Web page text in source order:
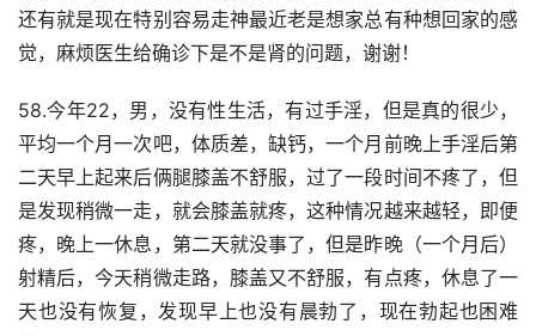
还有就是现在特别容易走神最近老是想家总有种想回家的感
觉，麻烦医生给确诊下是不是肾的问题，谢谢！
58.今年22，男，没有性生活，有过手淫，但是真的很少，
平均一个月一次吧，体质差，缺钙，一个月前晚上手淫后第
二天早上起来后俩腿膝盖不舒服，过了一段时间不疼了，但
是发现稍微一走，就会膝盖就疼，这种情况越来越轻，即便
疼，晚上一休息，第二天就没事了，但是昨晚（一个月后）
射精后，今天稍微走路，膝盖又不舒服，有点疼，休息了一
天也没有恢复，发现早上也没有晨勃了，现在勃起也困难